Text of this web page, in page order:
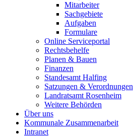
Mitarbeiter
Sachgebiete
Aufgaben
Formulare
Online Serviceportal
Rechtsbehelfe
Planen & Bauen
Finanzen
Standesamt Halfing
Satzungen & Verordnungen
Landratsamt Rosenheim
Weitere Behörden
Über uns
Kommunale Zusammenarbeit
Intranet